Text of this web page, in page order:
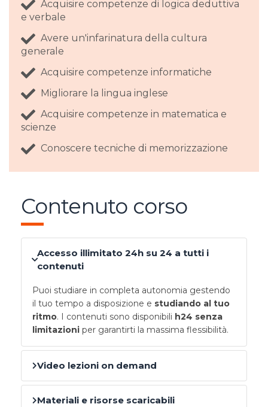
Acquisire competenze di logica deduttiva
e verbale
Avere un'infarinatura della cultura
generale
Acquisire competenze informatiche
Migliorare la lingua inglese
Acquisire competenze in matematica e
scienze
Conoscere tecniche di memorizzazione
Contenuto corso
Accesso illimitato 24h su 24 a tutti i
contenuti
Puoi studiare in completa autonomia gestendo
il tuo tempo a disposizione e studiando al tuo
ritmo. I contenuti sono disponibili h24 senza
limitazioni per garantirti la massima flessibilità.
Video lezioni on demand
Materiali e risorse scaricabili